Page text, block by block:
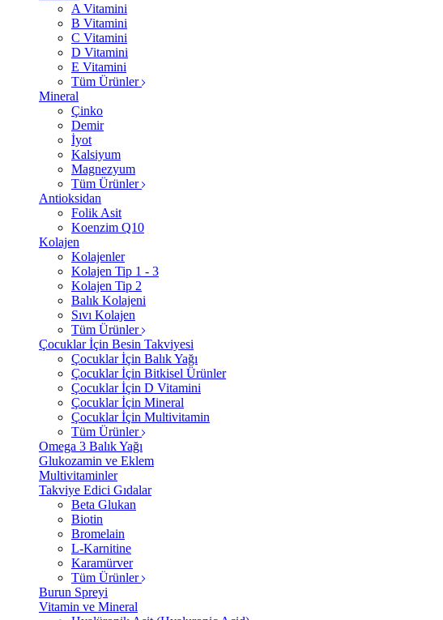
A Vitamini
B Vitamini
C Vitamini
D Vitamini
E Vitamini
Tüm Ürünler
Mineral
Çinko
Demir
İyot
Kalsiyum
Magnezyum
Tüm Ürünler
Antioksidan
Folik Asit
Koenzim Q10
Kolajen
Kolajenler
Kolajen Tip 1 - 3
Kolajen Tip 2
Balık Kolajeni
Sıvı Kolajen
Tüm Ürünler
Çocuklar İçin Besin Takviyesi
Çocuklar İçin Balık Yağı
Çocuklar İçin Bitkisel Ürünler
Çocuklar İçin D Vitamini
Çocuklar İçin Mineral
Çocuklar İçin Multivitamin
Tüm Ürünler
Omega 3 Balık Yağı
Glukozamin ve Eklem
Multivitaminler
Takviye Edici Gıdalar
Beta Glukan
Biotin
Bromelain
L-Karnitine
Karamürver
Tüm Ürünler
Burun Spreyi
Vitamin ve Mineral